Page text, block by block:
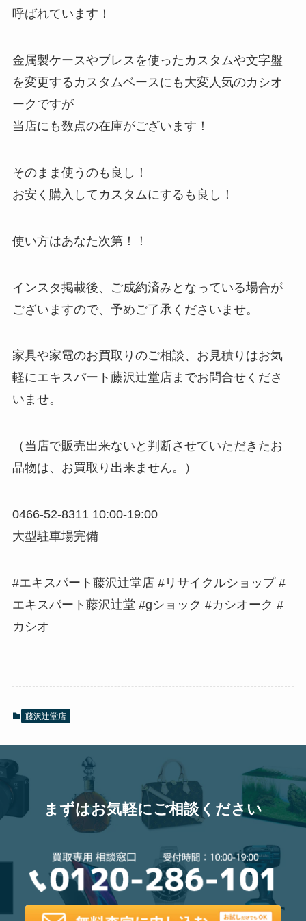
呼ばれています！
金属製ケースやブレスを使ったカスタムや文字盤
を変更するカスタムベースにも大変人気のカシオ
ークですが
当店にも数点の在庫がございます！
そのまま使うのも良し！
お安く購入してカスタムにするも良し！
使い方はあなた次第！！
インスタ掲載後、ご成約済みとなっている場合が
ございますので、予めご了承くださいませ。
家具や家電のお買取りのご相談、お見積りはお気
軽にエキスパート藤沢辻堂店までお問合せくださ
いませ。
（当店で販売出来ないと判断させていただきたお
品物は、お買取り出来ません。）
0466-52-8311 10:00-19:00
大型駐車場完備
#エキスパート藤沢辻堂店 #リサイクルショップ #
エキスパート藤沢辻堂 #gショック #カシオーク #
カシオ
藤沢辻堂店
まずはお気軽にご相談ください